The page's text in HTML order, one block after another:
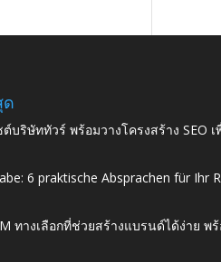
ด
บริษัททัวร์ พร้อมวางโครงสร้าง SEO เ
6 praktische Absprachen für Ihr
ทางเลือกที่ช่วยสร้างแบรนด์ได้ง่าย พ